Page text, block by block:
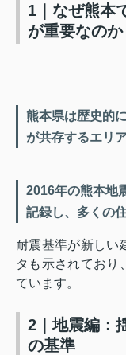
1｜なぜ熊本
が重要なのか
熊本県は歴史的
が共存するエリア
2016年の熊本地
記録し、多くの
耐震基準が新しい
タも示されており
ています。
2｜地震編：
の基準